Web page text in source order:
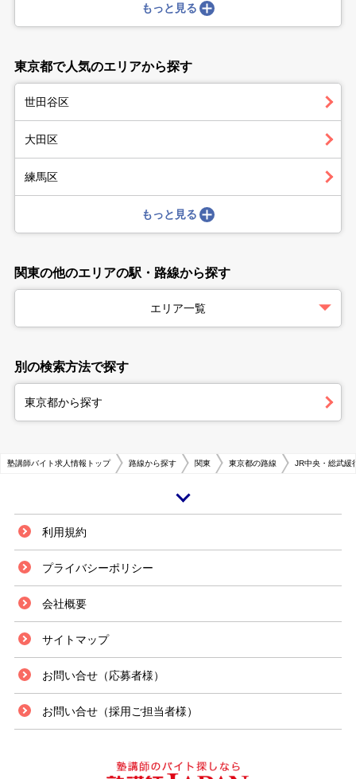
もっと見る
東京都で人気のエリアから探す
世田谷区
大田区
練馬区
もっと見る
関東の他のエリアの駅・路線から探す
エリア一覧
別の検索方法で探す
東京都から探す
塾講師バイト求人情報トップ 路線から探す 関東 東京都の路線 JR中央・総武緩
大久保駅は、兵庫県明石市にあるJR西日本山陽本線の駅です。駅周辺には
華街が広がっています。道路や路線バスも整備されており、交通機関が集中
しているエリアとして利用されることが多いです。 兵庫県立の高等学校や
中学校といった教育機関も集中しており、質の高い学生が多く存在していま
す。レベルの高い学生が多いため進学を希望する生徒が多く、塾へ通う生徒
数も増加する傾向にあるエリアです。増加していく生徒数に対応できるよ
う、指導塾の数も増えている状況にありますが、このエリアの周辺に大学が
ば基本的に採用されると考えて良いでしょう。
利用規約
プライバシーポリシー
会社概要
サイトマップ
お問い合せ（応募者様）
お問い合せ（採用ご担当者様）